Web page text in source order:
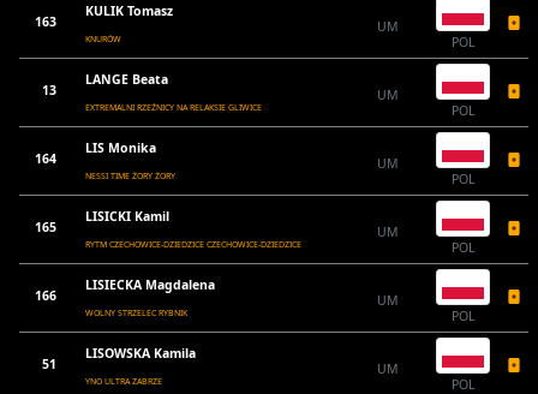
163
KULIK Tomasz
KNURÓW
UM
POL
13
LANGE Beata
EXTREMALNI RZEŹNICY NA RELAKSIE GLIWICE
UM
POL
164
LIS Monika
NESSI TIME ŻORY ŻORY
UM
POL
165
LISICKI Kamil
RYTM CZECHOWICE-DZIEDZICE CZECHOWICE-DZIEDZICE
UM
POL
166
LISIECKA Magdalena
WOLNY STRZELEC RYBNIK
UM
POL
51
LISOWSKA Kamila
YNO ULTRA ZABRZE
UM
POL